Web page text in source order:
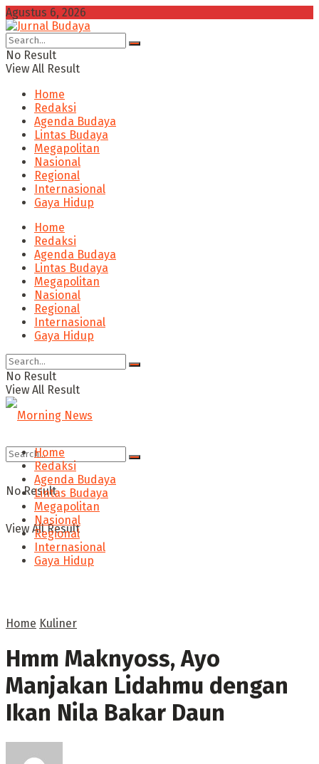
Agustus 6, 2026
No Result
View All Result
Home
Redaksi
Agenda Budaya
Lintas Budaya
Megapolitan
Nasional
Regional
Internasional
Gaya Hidup
Home
Redaksi
Agenda Budaya
Lintas Budaya
Megapolitan
Nasional
Regional
Internasional
Gaya Hidup
No Result
View All Result
No Result
View All Result
Home
Redaksi
Agenda Budaya
Lintas Budaya
Megapolitan
Nasional
Regional
Internasional
Gaya Hidup
Home Kuliner
Hmm Maknyoss, Ayo
Manjakan Lidahmu dengan
Ikan Nila Bakar Daun